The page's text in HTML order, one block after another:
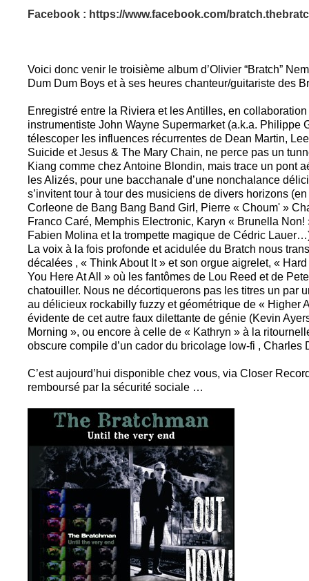
Facebook : https://www.facebook.com/
Voici donc venir le troisième album d’Olivier “Bratch”
Dum Dum Boys et à ses heures chanteur/guitariste des
Enregistré entre la Riviera et les Antilles, en
instrumentiste John Wayne Supermarket (a.k.a. Philippe
télescoper les influences récurrentes de Dean Martin,
Suicide et Jesus & The Mary Chain, ne perce pas un
Kiang comme chez Antoine Blondin, mais trace un pont
les Alizés, pour une bacchanale d’une nonchalance
s’invitent tour à tour des musiciens de divers horizons
Corleone de Bang Bang Band Girl, Pierre « Choum' »
Franco Caré, Memphis Electronic, Karyn « Brunella
Fabien Molina et la trompette magique de Cédric
La voix à la fois profonde et acidulée du Bratch nous
décalées , « Think About It » et son orgue aigrelet, «
You Here At All » où les fantômes de Lou Reed et de
chatouiller. Nous ne décortiquerons pas les titres un par
au délicieux rockabilly fuzzy et géométrique de « Higher
évidente de cet autre faux dilettante de génie (Kevin
Morning », ou encore à celle de « Kathryn » à la
obscure compile d’un cador du bricolage low-fi , Charles
C’est aujourd’hui disponible chez vous, via Closer
remboursé par la sécurité sociale …